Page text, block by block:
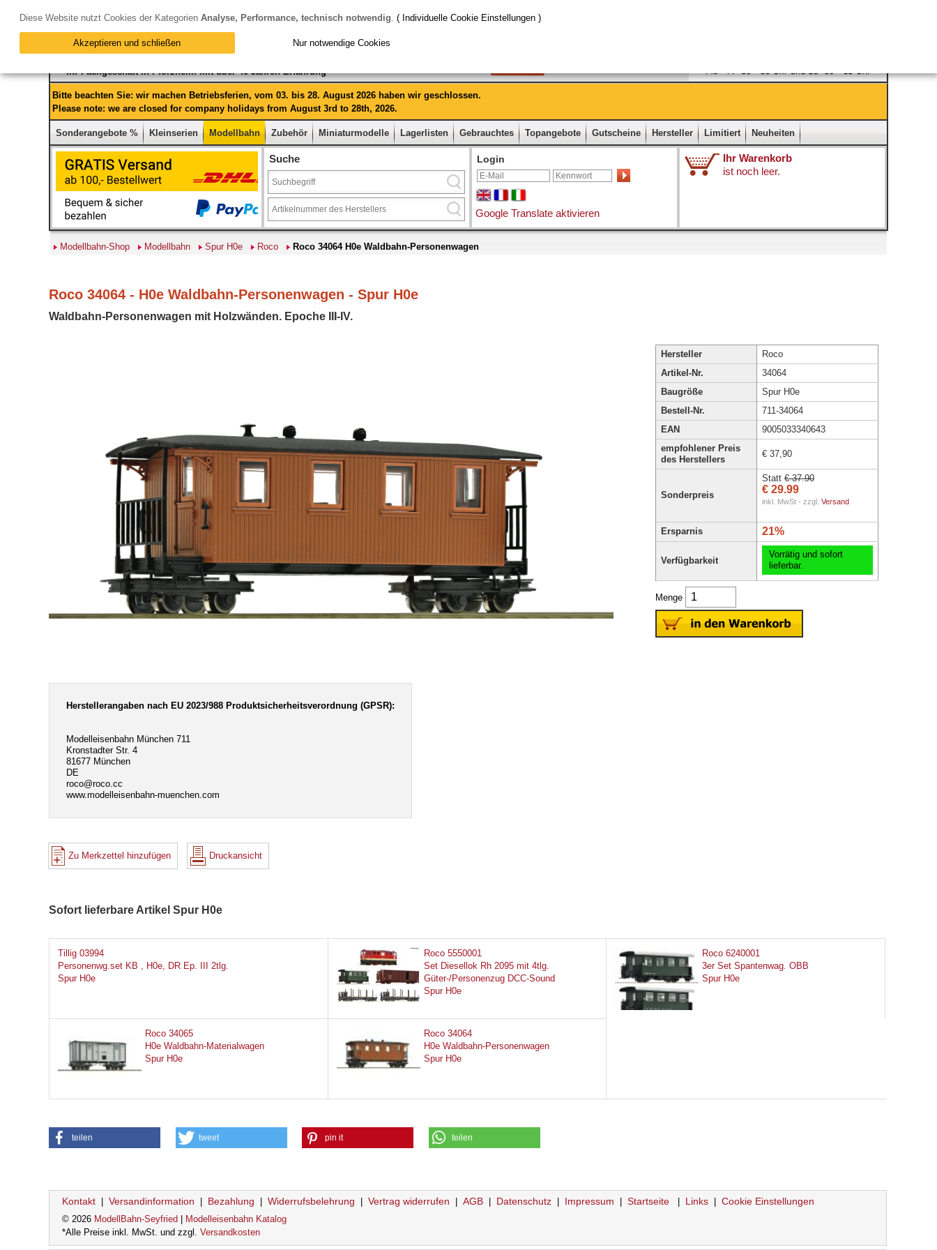
Ihr Fachgeschäft in Pforzheim mit über 40 Jahren Erfahrung
Bitte beachten Sie: wir machen Betriebsferien, vom 03. bis 28. August 2026 haben wir geschlossen.
Please note: we are closed for company holidays from August 3rd to 28th, 2026.
Sonderangebote % Kleinserien Modellbahn Zubehör Miniaturmodelle Lagerlisten Gebrauchtes Topangebote Gutscheine Hersteller Limitiert Neuheiten
Suche Login
Google Translate aktivieren
Ihr Warenkorb
ist noch leer.
Modellbahn-Shop Modellbahn Spur H0e Roco Roco 34064 H0e Waldbahn-Personenwagen
Roco 34064 - H0e Waldbahn-Personenwagen - Spur H0e
Waldbahn-Personenwagen mit Holzwänden. Epoche III-IV.
Hersteller
Roco
Artikel-Nr.
34064
Baugröße
Spur H0e
Bestell-Nr.
711-34064
EAN
9005033340643
empfohlener Preis
des Herstellers
€ 37,90
Sonderpreis
Statt € 37.90
€ 29.99
inkl. MwSt - zzgl. Versand
Ersparnis 21%
Verfügbarkeit
Vorrätig und sofort
lieferbar.
Menge
Herstellerangaben nach EU 2023/988 Produktsicherheitsverordnung (GPSR):
Modelleisenbahn München 711
Kronstadter Str. 4
81677 München
DE
roco@roco.cc
www.modelleisenbahn-muenchen.com
Zu Merkzettel hinzufügen Druckansicht
Sofort lieferbare Artikel Spur H0e
Tillig 03994
Personenwg.set KB , H0e, DR Ep. III 2tlg.
Spur H0e
Roco 5550001
Set Diesellok Rh 2095 mit 4tlg.
Güter-/Personenzug DCC-Sound
Spur H0e
Roco 6240001
3er Set Spantenwag. OBB
Spur H0e
Roco 34065
H0e Waldbahn-Materialwagen
Spur H0e
Roco 34064
H0e Waldbahn-Personenwagen
Spur H0e
teilen tweet pin it teilen
Kontakt Versandinformation Bezahlung Widerrufsbelehrung Vertrag widerrufen AGB Datenschutz Impressum Startseite Links Cookie Einstellungen
© 2026 ModellBahn-Seyfried
Modelleisenbahn Katalog
*Alle Preise inkl. MwSt. und zzgl. Versandkosten
Diese Website nutzt Cookies der Kategorien Analyse, Performance, technisch notwendig. ( Individuelle Cookie Einstellungen )
Akzeptieren und schließen Nur notwendige Cookies